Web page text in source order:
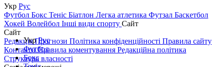
Укр Рус
Футбол Бокс Теніс Біатлон Легка атлетика Футзал Баскетбол
Хокей Волейбол Інші види спорту Сайт
Сайт
РедакціяПрогнози Політика конфіденційності Правила сайту
КонтактиПравила коментування Редакційна політика
Структура власності
УкрРус
Футбол
Бокс